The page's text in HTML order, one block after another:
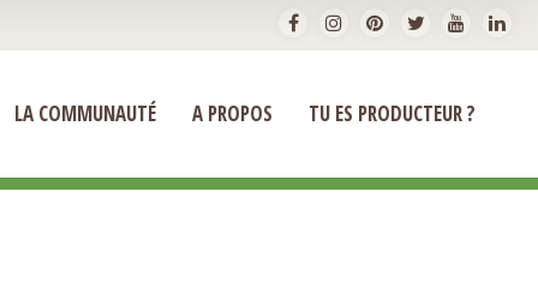
LA COMMUNAUTÉ A PROPOS TU ES PRODUCTEUR ?